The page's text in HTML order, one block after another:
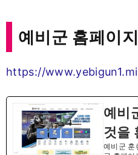
예비군 홈페이
https://
예비
것을
예비군 훈